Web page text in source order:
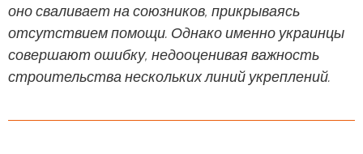
оно сваливает на союзников, прикрываясь
отсутствием помощи. Однако именно украинцы
совершают ошибку, недооценивая важность
строительства нескольких линий укреплений.